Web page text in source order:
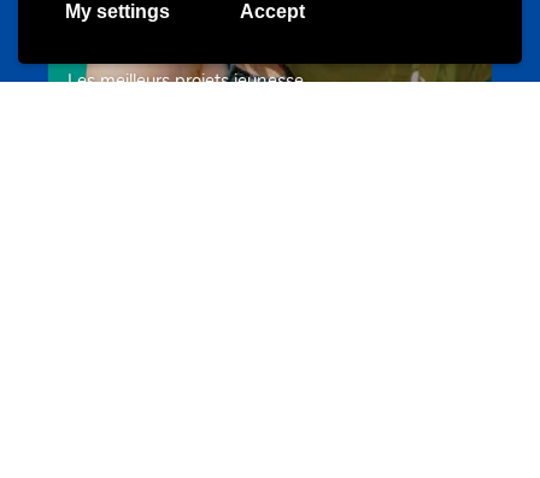
My settings Accept
Les meilleurs projets jeunesse